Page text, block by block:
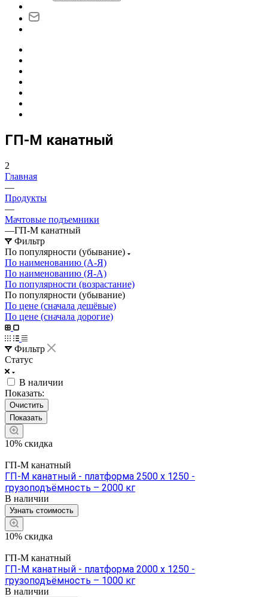
ГП-М канатный
2
Главная
—
Продукты
—
Мачтовые подъемники
—ГП-М канатный
Фильтр
По популярности (убывание)
По наименованию (А-Я)
По наименованию (Я-А)
По популярности (возрастание)
По популярности (убывание)
По цене (сначала дешёвые)
По цене (сначала дорогие)
Фильтр
Статус
В наличии
Показать:
Очистить
10% скидка
ГП-М канатный
ГП-М канатный - платформа 2500 х 1250 -
грузоподъёмность – 2000 кг
В наличии
Узнать стоимость
10% скидка
ГП-М канатный
ГП-М канатный - платформа 2000 х 1250 -
грузоподъёмность – 1000 кг
В наличии